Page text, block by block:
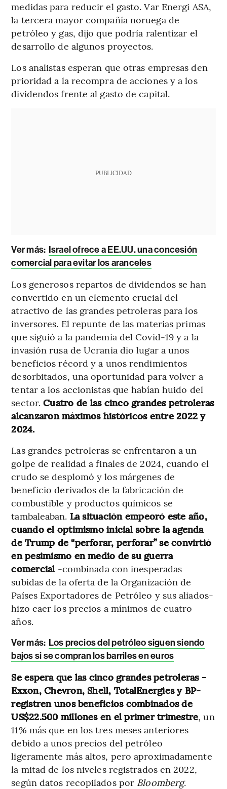
medidas para reducir el gasto. Var Energi ASA,
la tercera mayor compañía noruega de
petróleo y gas, dijo que podría ralentizar el
desarrollo de algunos proyectos.
Los analistas esperan que otras empresas den
prioridad a la recompra de acciones y a los
dividendos frente al gasto de capital.
PUBLICIDAD
Ver más: Israel ofrece a EE.UU. una concesión
comercial para evitar los aranceles
Los generosos repartos de dividendos se han
convertido en un elemento crucial del
atractivo de las grandes petroleras para los
inversores. El repunte de las materias primas
que siguió a la pandemia del Covid-19 y a la
invasión rusa de Ucrania dio lugar a unos
beneficios récord y a unos rendimientos
desorbitados, una oportunidad para volver a
tentar a los accionistas que habían huido del
sector.Cuatro de las cinco grandes petroleras
alcanzaron máximos históricos entre 2022 y
2024.
Las grandes petroleras se enfrentaron a un
golpe de realidad a finales de 2024, cuando el
crudo se desplomó y los márgenes de
beneficio derivados de la fabricación de
combustible y productos químicos se
tambaleaban. La situación empeoró este año,
cuando el optimismo inicial sobre la agenda
de Trump de “perforar, perforar” se convirtió
en pesimismo en medio de su guerra
comercial -combinada con inesperadas
subidas de la oferta de la Organización de
Países Exportadores de Petróleo y sus aliados-
hizo caer los precios a mínimos de cuatro
años.
Ver más: Los precios del petróleo siguen siendo
bajos si se compran los barriles en euros
Se espera que las cinco grandes petroleras -
Exxon, Chevron, Shell, TotalEnergies y BP-
registren unos beneficios combinados de
US$22.500 millones en el primer trimestre, un
11% más que en los tres meses anteriores
debido a unos precios del petróleo
ligeramente más altos, pero aproximadamente
la mitad de los niveles registrados en 2022,
según datos recopilados por Bloomberg.